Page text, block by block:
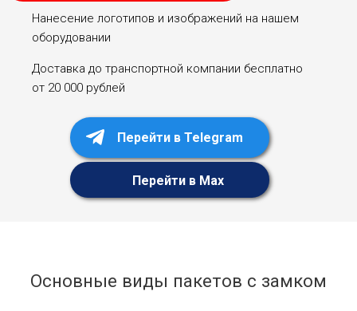
Нанесение логотипов и изображений на нашем
оборудовании
Доставка до транспортной компании бесплатно
от 20 000 рублей
Перейти в Telegram
Перейти в Max
Основные виды пакетов с замком